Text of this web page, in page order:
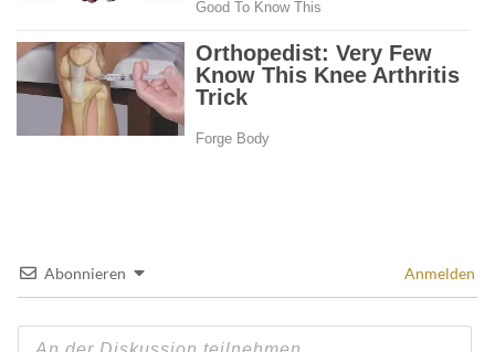
Abonnieren Anmelden